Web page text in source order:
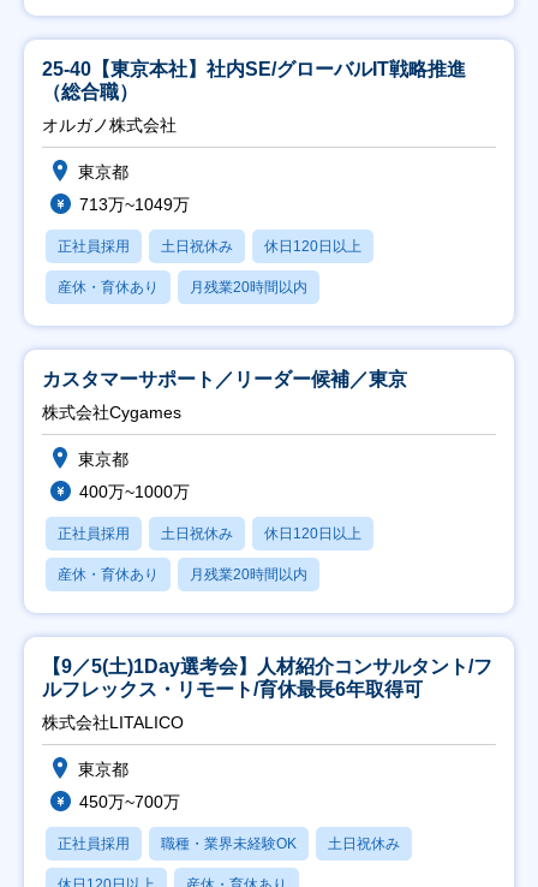
25-40【東京本社】社内SE/グローバルIT戦略推進
（総合職）
オルガノ株式会社
東京都
713万~1049万
正社員採用 土日祝休み 休日120日以上
産休・育休あり 月残業20時間以内
カスタマーサポート／リーダー候補／東京
株式会社Cygames
東京都
400万~1000万
正社員採用 土日祝休み 休日120日以上
産休・育休あり 月残業20時間以内
【9／5(土)1Day選考会】人材紹介コンサルタント/フ
ルフレックス・リモート/育休最長6年取得可
株式会社LITALICO
東京都
450万~700万
正社員採用 職種・業界未経験OK 土日祝休み